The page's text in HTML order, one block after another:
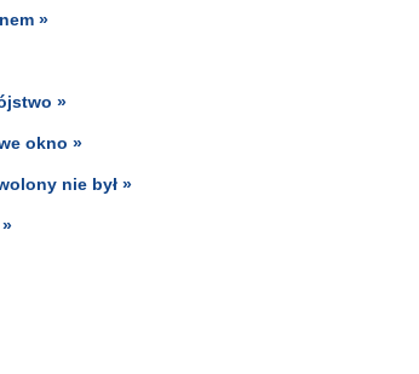
»
»
okno »
nie był »